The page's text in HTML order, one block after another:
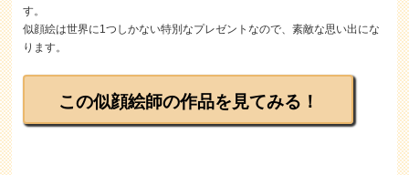
す。
似顔絵は世界に1つしかない特別なプレゼントなので、素敵な思い出にな
ります。
この似顔絵師の作品を見てみる！